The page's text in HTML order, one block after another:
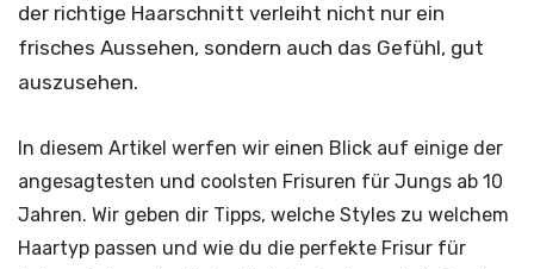
der richtige Haarschnitt verleiht nicht nur ein
frisches Aussehen, sondern auch das Gefühl, gut
auszusehen.
In diesem Artikel werfen wir einen Blick auf einige der
angesagtesten und coolsten Frisuren für Jungs ab 10
Jahren. Wir geben dir Tipps, welche Styles zu welchem
Haartyp passen und wie du die perfekte Frisur für